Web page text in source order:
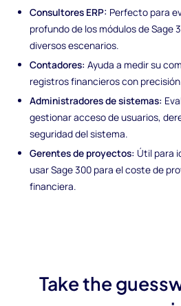
Consultores ERP: Perfecto para
profundo de los módulos de Sage
diversos escenarios.
Contadores: Ayuda a medir su
registros financieros con
Administradores de sistemas:
gestionar acceso de usuarios,
seguridad del sistema.
Gerentes de proyectos: Útil para
usar Sage 300 para el coste de
financiera.
Take the